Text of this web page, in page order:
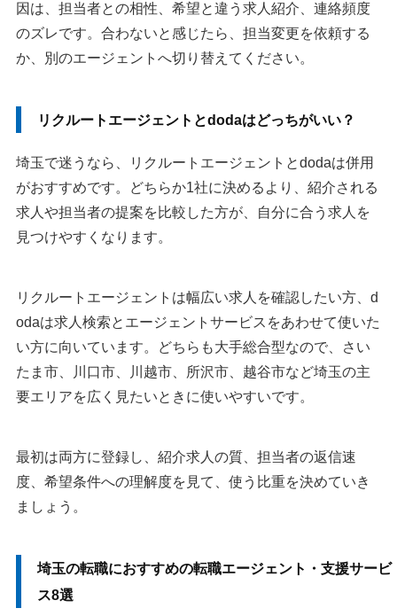
因は、担当者との相性、希望と違う求人紹介、連絡頻度
のズレです。合わないと感じたら、担当変更を依頼する
か、別のエージェントへ切り替えてください。
リクルートエージェントとdodaはどっちがいい？
埼玉で迷うなら、リクルートエージェントとdodaは併用
がおすすめです。どちらか1社に決めるより、紹介される
求人や担当者の提案を比較した方が、自分に合う求人を
見つけやすくなります。
リクルートエージェントは幅広い求人を確認したい方、d
odaは求人検索とエージェントサービスをあわせて使いた
い方に向いています。どちらも大手総合型なので、さい
たま市、川口市、川越市、所沢市、越谷市など埼玉の主
要エリアを広く見たいときに使いやすいです。
最初は両方に登録し、紹介求人の質、担当者の返信速
度、希望条件への理解度を見て、使う比重を決めていき
ましょう。
埼玉の転職におすすめの転職エージェント・支援サービ
ス8選